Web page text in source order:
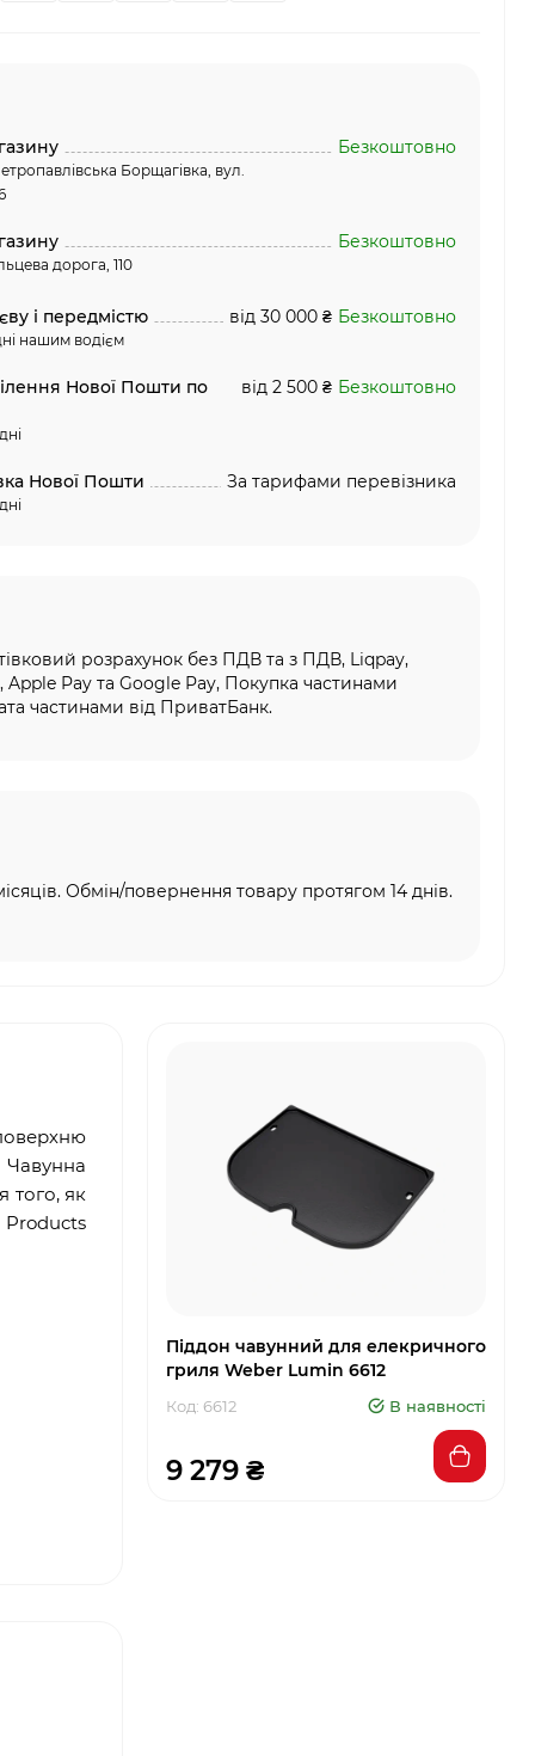
Борщагівка, вул.
Безкоштовно
дорога, 110
Безкоштовно
і передмістю
нашим водієм
від 30 000 ₴ Безкоштовно
Нової Пошти по від 2 500 ₴ Безкоштовно
Нової Пошти За тарифами перевізника
розрахунок без ПДВ та з ПДВ, Liqpay,
Apple Pay та Google Pay, Покупка частинами
частинами від ПриватБанк.
Обмін/повернення товару протягом 14 днів.
Чавунна
того, як
Products
Піддон чавунний для елекричного
гриля Weber Lumіn 6612
Код: 6612 В наявності
9 279 ₴